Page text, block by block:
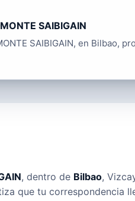
MONTE SAIBIGAIN
SAIBIGAIN, en Bilbao,
, dentro de Bilbao,
que tu correspondencia